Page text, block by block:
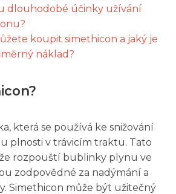
dlouhodobé účinky užívání
koupit simethicon a jaký je
náklad?
která se používá ke snižování
plnosti v trávicím traktu. Tato
rozpouští bublinky plynu ve
zodpovědné za nadýmání a
Simethicon může být užitečný